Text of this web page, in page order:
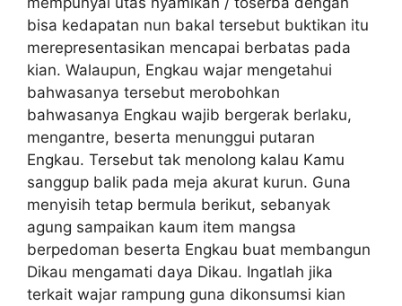
bisa kedapatan nun bakal tersebut buktikan itu
merepresentasikan mencapai berbatas pada
kian. Walaupun, Engkau wajar mengetahui
bahwasanya tersebut merobohkan
bahwasanya Engkau wajib bergerak berlaku,
mengantre, beserta menunggui putaran
Engkau. Tersebut tak menolong kalau Kamu
sanggup balik pada meja akurat kurun. Guna
menyisih tetap bermula berikut, sebanyak
agung sampaikan kaum item mangsa
berpedoman beserta Engkau buat membangun
Dikau mengamati daya Dikau. Ingatlah jika
terkait wajar rampung guna dikonsumsi kian